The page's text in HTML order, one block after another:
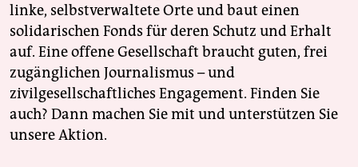
linke, selbstverwaltete Orte und baut einen
solidarischen Fonds für deren Schutz und Erhalt
auf. Eine offene Gesellschaft braucht guten, frei
zugänglichen Journalismus – und
zivilgesellschaftliches Engagement. Finden Sie
auch? Dann machen Sie mit und unterstützen Sie
unsere Aktion.